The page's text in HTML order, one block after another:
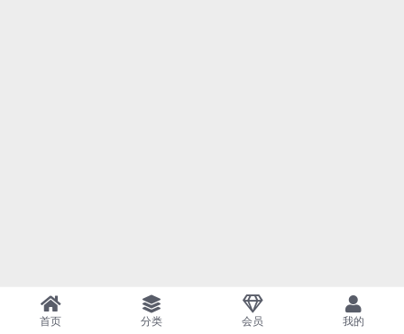
首页 分类 会员 我的